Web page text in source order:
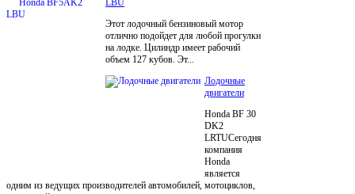
LBU
Этот лодочный бензиновый мотор
отлично подойдет для любой прогулки
на лодке. Цилиндр имеет рабочий
объем 127 кубов. Эт...
Лодочные
двигатели
Honda BF 30
DK2
LRTUСегодня
компания
Honda
является
одним из ведущих производителей автомобилей, мотоциклов,